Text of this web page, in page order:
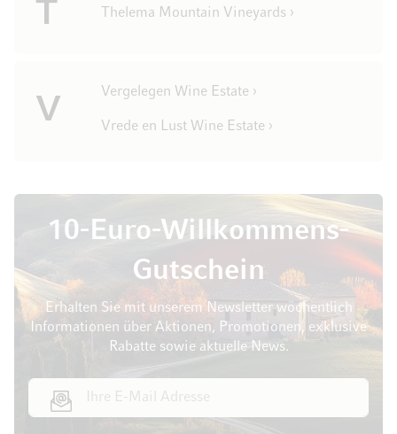
T Thelema Mountain Vineyards ›
V
Vergelegen Wine Estate ›
Vrede en Lust Wine Estate ›
10-Euro-Willkommens-
Gutschein
Erhalten Sie mit unserem Newsletter wöchentlich
Informationen über Aktionen, Promotionen, exklusive
Rabatte sowie aktuelle News.